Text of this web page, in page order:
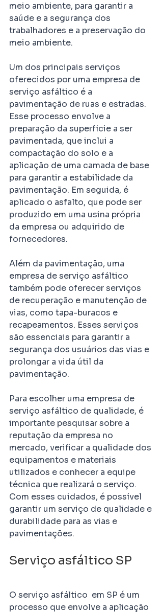
meio ambiente, para garantir a
saúde e a segurança dos
trabalhadores e a preservação do
meio ambiente.
Um dos principais serviços
oferecidos por uma empresa de
serviço asfáltico é a
pavimentação de ruas e estradas.
Esse processo envolve a
preparação da superfície a ser
pavimentada, que inclui a
compactação do solo e a
aplicação de uma camada de base
para garantir a estabilidade da
pavimentação. Em seguida, é
aplicado o asfalto, que pode ser
produzido em uma usina própria
da empresa ou adquirido de
fornecedores.
Além da pavimentação, uma
empresa de serviço asfáltico
também pode oferecer serviços
de recuperação e manutenção de
vias, como tapa-buracos e
recapeamentos. Esses serviços
são essenciais para garantir a
segurança dos usuários das vias e
prolongar a vida útil da
pavimentação.
Para escolher uma empresa de
serviço asfáltico de qualidade, é
importante pesquisar sobre a
reputação da empresa no
mercado, verificar a qualidade dos
equipamentos e materiais
utilizados e conhecer a equipe
técnica que realizará o serviço.
Com esses cuidados, é possível
garantir um serviço de qualidade e
durabilidade para as vias e
pavimentações.
Serviço asfáltico SP
O serviço asfáltico  em SP é um
processo que envolve a aplicação